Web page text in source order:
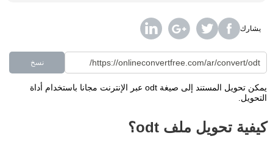
يشارك
نسخ
يمكن تحويل المستند إلى صيغة odt عبر الإنترنت مجانا باستخدام أداة
التحويل.
كيفية تحويل ملف odt؟